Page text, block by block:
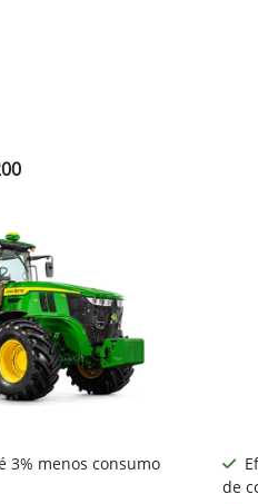
3% menos consumo
de